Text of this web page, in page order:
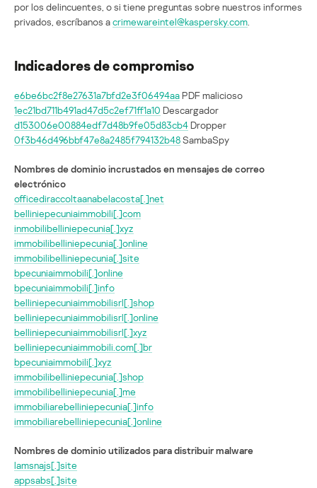
por los delincuentes, o si tiene preguntas sobre nuestros informes
privados, escríbanos acrimewareintel@kaspersky.com
Indicadores de compromiso
e6be6bc2f8e27631a7bfd2e3f06494aaPDF malicioso
1ec21bd711b491ad47d5c2ef71ff1a10 Descargador
d153006e00884edf7d48b9fe05d83cb4Dropper
0f3b46d496bbf47e8a2485f794132b48SambaSpy
Nombres de dominio incrustados en mensajes de correo
electrónico
officediraccoltaanabelacosta[.]net
belliniepecuniaimmobili[.]com
inmobilibelliniepecunia[.]xyz
immobilibelliniepecunia[.]online
immobilibelliniepecunia[.]site
bpecuniaimmobili[.]online
bpecuniaimmobili[.]info
belliniepecuniaimmobilisrl[.]shop
belliniepecuniaimmobilisrl[.]online
belliniepecuniaimmobilisrl[.]xyz
belliniepecuniaimmobili.com[.]br
bpecuniaimmobili[.]xyz
immobilibelliniepecunia[.]shop
immobilibelliniepecunia[.]me
immobiliarebelliniepecunia[.]info
immobiliarebelliniepecunia[.]online
Nombres de dominio utilizados para distribuir malware
lamsnajs[.]site
appsabs[.]site